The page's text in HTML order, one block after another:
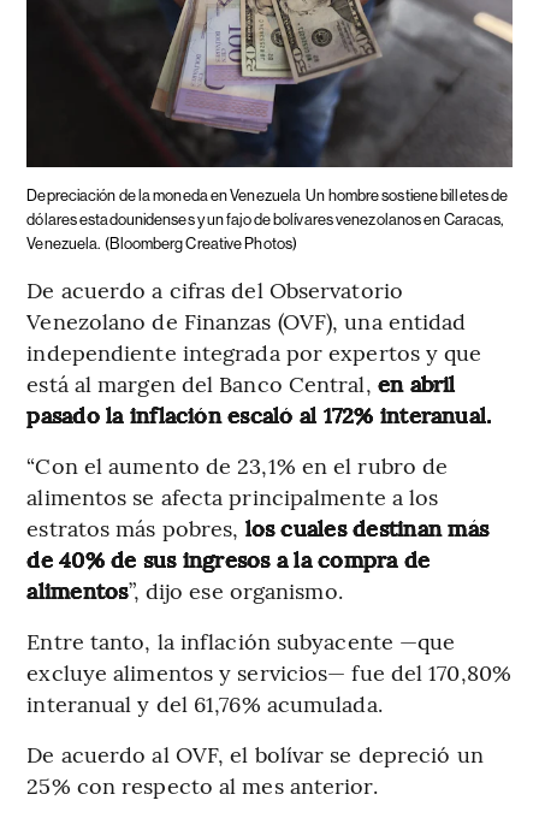
Depreciación de la moneda en Venezuela Un hombre sostiene billetes de
dólares estadounidenses y un fajo de bolívares venezolanos en Caracas,
Venezuela. (Bloomberg Creative Photos)
De acuerdo a cifras del Observatorio
Venezolano de Finanzas (OVF), una entidad
independiente integrada por expertos y que
está al margen del Banco Central, en abril
pasado la inflación escaló al 172% interanual.
“Con el aumento de 23,1% en el rubro de
alimentos se afecta principalmente a los
estratos más pobres, los cuales destinan más
de 40% de sus ingresos a la compra de
alimentos”, dijo ese organismo.
Entre tanto, la inflación subyacente —que
excluye alimentos y servicios— fue del 170,80%
interanual y del 61,76% acumulada.
De acuerdo al OVF, el bolívar se depreció un
25% con respecto al mes anterior.